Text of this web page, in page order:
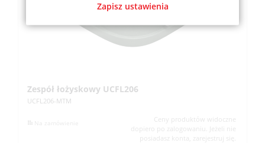
Zespół łożyskowy UCFL206
UCFL206-MTM
Ceny produktów widoczne
dopiero po zalogowaniu. Jeżeli nie
posiadasz konta, zarejestruj się.
Zapisz ustawienia